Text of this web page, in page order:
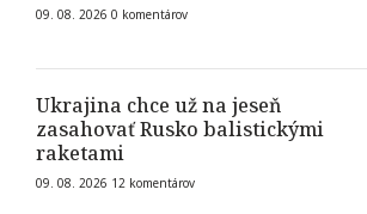
09. 08. 2026 0 komentárov
Ukrajina chce už na jeseň
zasahovať Rusko balistickými
raketami
09. 08. 2026 12 komentárov